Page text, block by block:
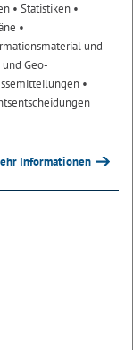
• Statistiken •
•
und
und Geo-
•
Informationen